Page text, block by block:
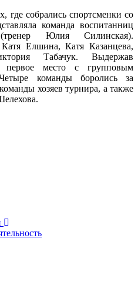
где собрались спортсменки со
команда воспитанниц
Юлия Силинская).
Елшина, Катя Казанцева,
Табачук. Выдержав
первое место с групповым
команды боролись за
хозяев турнира, а также